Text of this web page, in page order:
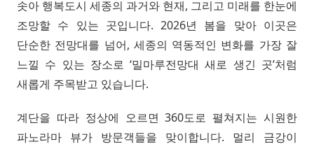
솟아 행복도시 세종의 과거와 현재, 그리고 미래를 한눈에
조망할 수 있는 곳입니다. 2026년 봄을 맞아 이곳은
단순한 전망대를 넘어, 세종의 역동적인 변화를 가장 잘
느낄 수 있는 장소로 ‘밀마루전망대 새로 생긴 곳’처럼
새롭게 주목받고 있습니다.
계단을 따라 정상에 오르면 360도로 펼쳐지는 시원한
파노라마 뷰가 방문객들을 맞이합니다. 멀리 금강이